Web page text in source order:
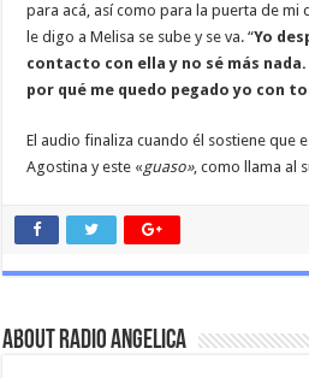
para acá, así como para la puerta de mi
le digo a Melisa se sube y se va. “Yo
contacto con ella y no sé más
por qué me quedo pegado yo con
El audio finaliza cuando él sostiene que
Agostina y este «guaso», como llama al
About Radio Angelica